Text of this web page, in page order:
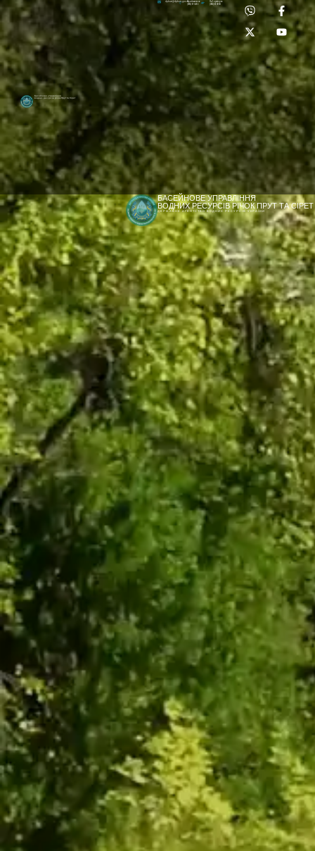
[newyear_garland]
Басейнове управління
водних ресурсів річок Прут та Сірет
Лабораторія:
(0372) 53-92-00
dpbuvr@dpbuvr.gov.uaПриймальня:
(0372) 51-14-56
БАСЕЙНОВЕ УПРАВЛІННЯ
ВОДНИХ РЕСУРСІВ РІЧОК ПРУТ ТА СІРЕТ
ДЕРЖАВНЕ АГЕНТСТВО ВОДНИХ РЕСУРСІВ УКРАЇНИ